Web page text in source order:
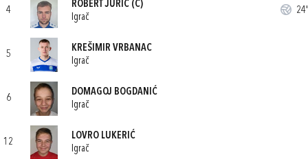
4
ROBERT JURIĆ (C)
Igrač
24'
5
KREŠIMIR VRBANAC
Igrač
6
DOMAGOJ BOGDANIĆ
Igrač
12
LOVRO LUKERIĆ
Igrač